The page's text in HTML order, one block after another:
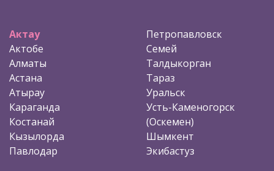
Актау
Актобе
Алматы
Астана
Атырау
Караганда
Костанай
Кызылорда
Павлодар
Петропавловск
Семей
Талдыкорган
Тараз
Уральск
Усть-Каменогорск
(Оскемен)
Шымкент
Экибастуз